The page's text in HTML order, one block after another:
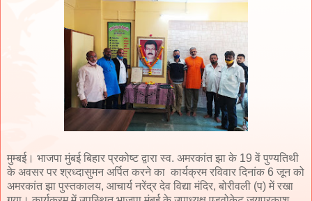
मुम्बई। भाजपा मुंबई बिहार प्रकोष्ट द्वारा स्व. अमरकांत झा के 19 वें पुण्यतिथी
के अवसर पर श्रध्दासुमन अर्पित करने का कार्यक्रम रविवार दिनांक 6 जून को
अमरकांत झा पुस्तकालय, आचार्य नरेंद्र देव विद्या मंदिर, बोरीवली (प) में रखा